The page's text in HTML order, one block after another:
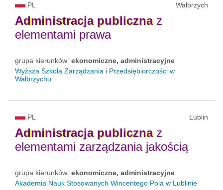
PL Wałbrzych
Administracja publicznaz
elementami prawa
grupa kierunków: ekonomiczne, administracyjne
Wyższa Szkoła Zarządzania i Przedsiębiorczości w
Wałbrzychu
PL Lublin
Administracja publicznaz
elementami zarządzania jakością
grupa kierunków: ekonomiczne, administracyjne
Akademia Nauk Stosowanych Wincentego Pola w Lublinie